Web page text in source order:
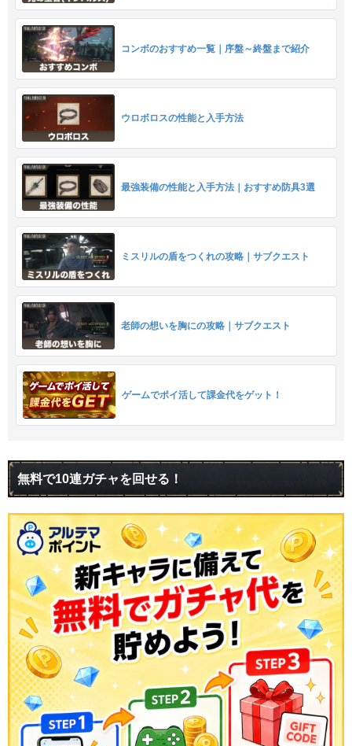
コンボのおすすめ一覧｜序盤～終盤まで紹介
ウロボロスの性能と入手方法
最強装備の性能と入手方法｜おすすめ防具3選
ミスリルの盾をつくれの攻略｜サブクエスト
老師の想いを胸にの攻略｜サブクエスト
ゲームでポイ活して課金代をゲット！
無料で10連ガチャを回せる！